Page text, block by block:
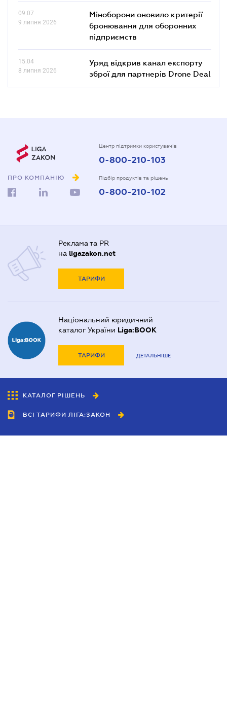
09.07
9 липня 2026
Міноборони оновило критерії
бронювання для оборонних
підприємств
15.04
8 липня 2026
Уряд відкрив канал експорту
зброї для партнерів Drone Deal
ПРО КОМПАНІЮ
Центр підтримки користувачів
0-800-210-103
Підбір продуктів та рішень
0-800-210-102
Реклама та PR
на ligazakon.net
ТАРИФИ
Національний юридичний
каталог України Liga:BOOK
ТАРИФИ ДЕТАЛЬНІШЕ
КАТАЛОГ РІШЕНЬ
ВСІ ТАРИФИ ЛІГА:ЗАКОН